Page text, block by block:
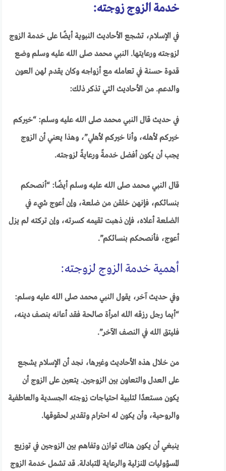
خدمة الزوج زوجته:
في الإسلام، تشجع الأحاديث النبوية أيضًا على خدمة الزوج
لزوجته ورعايتها. النبي محمد صلى الله عليه وسلم وضع
قدوة حسنة في تعامله مع أزواجه وكان يقدم لهن العون
والدعم. من الأحاديث التي تذكر ذلك:
في حديث قال النبي محمد صلى الله عليه وسلم: “خيركم
خيركم لأهله، وأنا خيركم لأهلي”، وهذا يعني أن الزوج
يجب أن يكون أفضل خدمةً ورعايةً لزوجته.
قال النبي محمد صلى الله عليه وسلم أيضًا: “أنصحكم
بنسائكم، فإنهن خلقن من ضلعة، وإن أعوج شيء في
الضلعة أعلاه، فإن ذهبت تقيمه كسرته، وإن تركته لم يزل
أعوج، فأنصحكم بنسائكم”.
أهمية خدمة الزوج لزوجته:
وفي حديث آخر، يقول النبي محمد صلى الله عليه وسلم:
“أيما رجل رزقه الله امرأة صالحة فقد أعانه بنصف دينه،
فليتق الله في النصف الآخر”.
من خلال هذه الأحاديث وغيرها، نجد أن الإسلام يشجع
على العدل والتعاون بين الزوجين. يتعين على الزوج أن
يكون مستعدًا لتلبية احتياجات زوجته الجسدية والعاطفية
والروحية، وأن يكون له احترام وتقدير لحقوقها.
ينبغي أن يكون هناك توازن وتفاهم بين الزوجين في توزيع
المسؤوليات المنزلية والرعاية المتبادلة. قد تشمل خدمة الزوج